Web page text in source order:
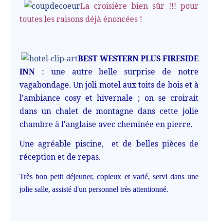
La croisière bien sûr !!! pour
toutes les raisons déjà énoncées !
BEST WESTERN PLUS FIRESIDE
INN : une autre belle surprise de notre
vagabondage. Un joli motel aux toits de bois et à
l'ambiance cosy et hivernale ; on se croirait
dans un chalet de montagne dans cette jolie
chambre à l'anglaise avec cheminée en pierre.
Une agréable piscine, et de belles pièces de
réception et de repas.
Très bon petit déjeuner, copieux et varié, servi dans une
jolie salle, assisté d'un personnel très attentionné.